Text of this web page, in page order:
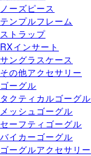
ノーズピース
テンプルフレーム
ストラップ
RXインサート
サングラスケース
その他アクセサリー
ゴーグル
タクティカルゴーグル
メッシュゴーグル
セーフティゴーグル
バイカーゴーグル
ゴーグルアクセサリー